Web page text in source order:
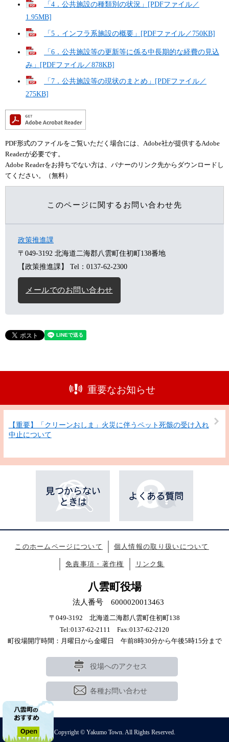
「4．公共施設の種類別の状況」[PDFファイル／
1.95MB]
「5．インフラ系施設の概要」[PDFファイル／750KB]
「6．公共施設等の更新等に係る中長期的な経費の見込
み」[PDFファイル／878KB]
「7．公共施設等の現状のまとめ」[PDFファイル／
275KB]
PDF形式のファイルをご覧いただく場合には、Adobe社が提供するAdobe
Readerが必要です。
Adobe Readerをお持ちでない方は、バナーのリンク先からダウンロードし
てください。（無料）
このページに関するお問い合わせ先
政策推進課
〒049-3192 北海道二海郡八雲町住初町138番地
【政策推進課】
Tel：0137-62-2300
メールでのお問い合わせ
重要なお知らせ
【重要】「クリーンおしま」火災に伴うペット死骸の受け入れ
中止について
このホームページについて 個人情報の取り扱いについて
免責事項・著作権 リンク集
八雲町役場
法人番号 6000020013463
〒049-3192 北海道二海郡八雲町住初町138
Tel:0137-62-2111 Fax:0137-62-2120
町役場開庁時間：月曜日から金曜日 午前8時30分から午後5時15分まで
役場へのアクセス
各種お問い合わせ
Copyright © Yakumo Town. All Rights Reserved.